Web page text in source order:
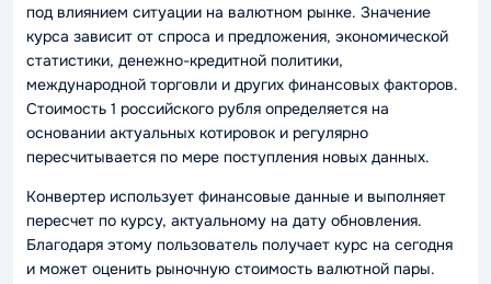
под влиянием ситуации на валютном рынке. Значение
курса зависит от спроса и предложения, экономической
статистики, денежно-кредитной политики,
международной торговли и других финансовых факторов.
Стоимость 1 российского рубля определяется на
основании актуальных котировок и регулярно
пересчитывается по мере поступления новых данных.
Конвертер использует финансовые данные и выполняет
пересчет по курсу, актуальному на дату обновления.
Благодаря этому пользователь получает курс на сегодня
и может оценить рыночную стоимость валютной пары.